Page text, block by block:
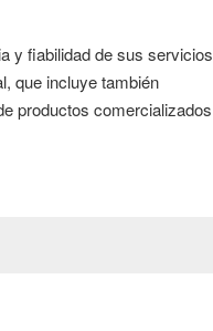
y fiabilidad de sus servicios
que incluye también
productos comercializados